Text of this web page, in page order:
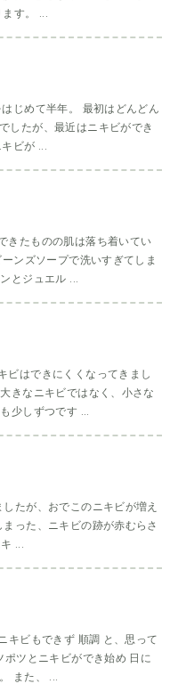
す。 ...
じめて半年。 最初はどんどん
したが、最近はニキビができ
ビが ...
きたものの肌は落ち着いてい
ンズソープで洗いすぎてしま
とジュエル ...
ビはできにくくなってきまし
きなニキビではなく、小さな
少しずつです ...
たが、おでこのニキビが増え
った、ニキビの跡が赤むらさ
...
キビもできず 順調 と、思って
ツとニキビができ始め 日に
また、 ...